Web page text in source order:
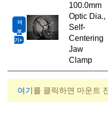
더
보
기
100.0mm
Optic Dia.,
Self-
Centering
Jaw
Clamp
여기 를 클릭하면 마운트